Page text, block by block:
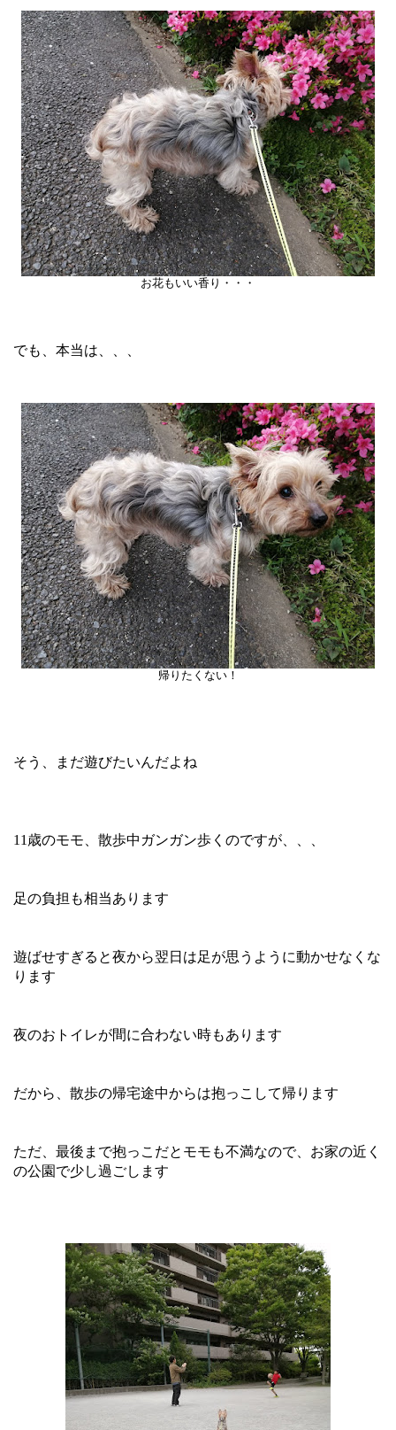
お花もいい香り・・・
でも、本当は、、、
帰りたくない！
そう、まだ遊びたいんだよね
11歳のモモ、散歩中ガンガン歩くのですが、、、
足の負担も相当あります
遊ばせすぎると夜から翌日は足が思うように動かせなくな
ります
夜のおトイレが間に合わない時もあります
だから、散歩の帰宅途中からは抱っこして帰ります
ただ、最後まで抱っこだとモモも不満なので、お家の近く
の公園で少し過ごします